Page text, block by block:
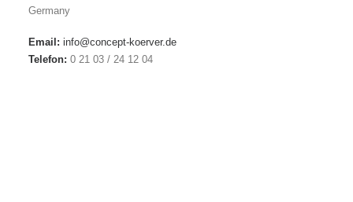
Germany
Email: info@concept-koerver.de
Telefon: 0 21 03 / 24 12 04